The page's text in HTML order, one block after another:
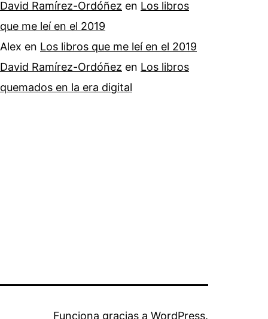
David Ramírez-Ordóñez en Los libros
que me leí en el 2019
Alex en Los libros que me leí en el 2019
David Ramírez-Ordóñez en Los libros
quemados en la era digital
Funciona gracias a WordPress.